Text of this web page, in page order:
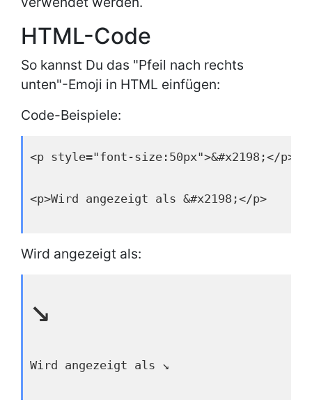
HTML-Code
So kannst Du das "Pfeil nach rechts
unten"-Emoji in HTML einfügen:
Code-Beispiele:
<p style="font-size:50px">&#x2198;</p>
<p>Wird angezeigt als &#x2198;</p>
Wird angezeigt als:
↘
Wird angezeigt als ↘